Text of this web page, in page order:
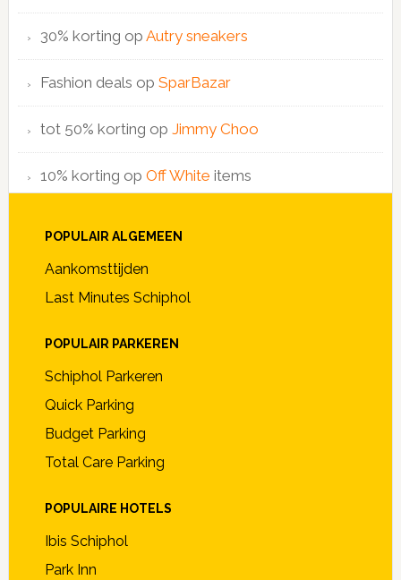
30% korting op Autry sneakers
Fashion deals op SparBazar
tot 50% korting op Jimmy Choo
10% korting op Off White items
POPULAIR ALGEMEEN
Aankomsttijden
Last Minutes Schiphol
POPULAIR PARKEREN
Schiphol Parkeren
Quick Parking
Budget Parking
Total Care Parking
POPULAIRE HOTELS
Ibis Schiphol
Park Inn